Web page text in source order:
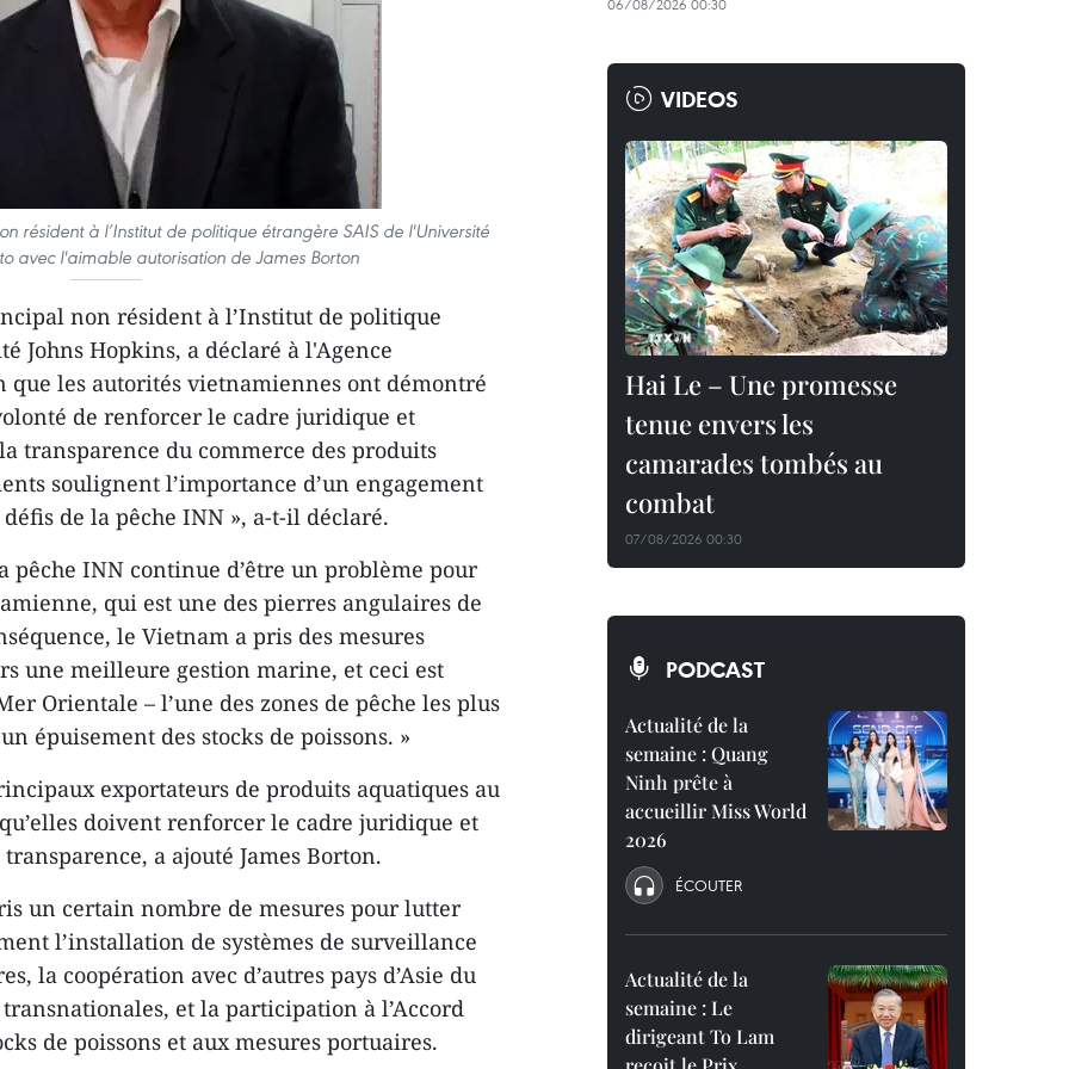
résident à l’Institut de politique étrangère SAIS de l'Université
avec l'aimable autorisation de James Borton
non résident à l’Institut de politique
Johns Hopkins, a déclaré à l'Agence
les autorités vietnamiennes ont démontré
de renforcer le cadre juridique et
transparence du commerce des produits
soulignent l’importance d’un engagement
de la pêche INN », a-t-il déclaré.
pêche INN continue d’être un problème pour
qui est une des pierres angulaires de
le Vietnam a pris des mesures
une meilleure gestion marine, et ceci est
Orientale – l’une des zones de pêche les plus
épuisement des stocks de poissons. »
exportateurs de produits aquatiques au
doivent renforcer le cadre juridique et
a ajouté James Borton.
un certain nombre de mesures pour lutter
l’installation de systèmes de surveillance
la coopération avec d’autres pays d’Asie du
et la participation à l’Accord
de poissons et aux mesures portuaires.
06/08/2026 00:30
VIDEOS
Hai Le – Une promesse
tenue envers les
camarades tombés au
combat
07/08/2026 00:30
PODCAST
Actualité de la
semaine : Quang
Ninh prête à
accueillir Miss World
2026
ÉCOUTER
Actualité de la
semaine : Le
dirigeant To Lam